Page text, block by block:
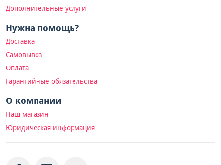
Дополнительные услуги
Нужна помощь?
Доставка
Самовывоз
Оплата
Гарантийные обязательства
О компании
Наш магазин
Юридическая информация